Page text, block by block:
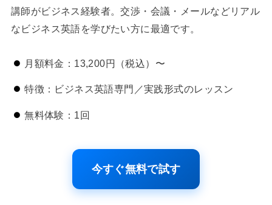
講師がビジネス経験者。交渉・会議・メールなどリアル
なビジネス英語を学びたい方に最適です。
月額料金：13,200円（税込）〜
特徴：ビジネス英語専門／実践形式のレッスン
無料体験：1回
今すぐ無料で試す